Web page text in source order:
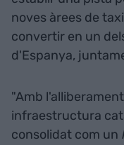
noves àrees de
convertir en un
d'Espanya,
"Amb
infraestructura
consolidat com un